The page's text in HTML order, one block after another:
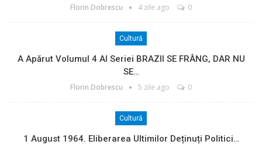
Florin Dobrescu 4 zile ago 0
Cultură
A Apărut Volumul 4 Al Seriei BRAZII SE FRÂNG, DAR NU
SE…
Florin Dobrescu 5 zile ago 0
Cultură
1 August 1964. Eliberarea Ultimilor Deținuți Politici…